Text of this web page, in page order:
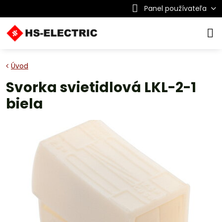
Panel používateľa
Úvod
Svorka svietidlová LKL-2-1
biela